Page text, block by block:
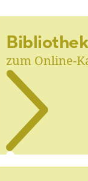
Bibliothek
zum Online-